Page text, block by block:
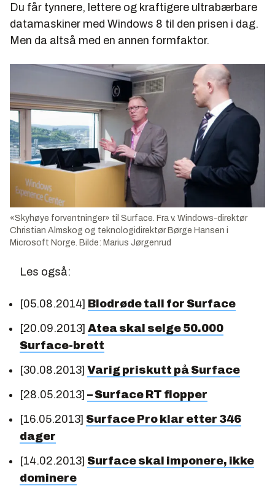
Du får tynnere, lettere og kraftigere ultrabærbare
datamaskiner med Windows 8 til den prisen i dag.
Men da altså med en annen formfaktor.
«Skyhøye forventninger» til Surface. Fra v. Windows-direktør
Christian Almskog og teknologidirektør Børge Hansen i
Microsoft Norge. Bilde: Marius Jørgenrud
Les også:
[05.08.2014] Blodrøde tall for Surface
[20.09.2013] Atea skal selge 50.000
Surface-brett
[30.08.2013] Varig priskutt på Surface
[28.05.2013] – Surface RT flopper
[16.05.2013] Surface Pro klar etter 346
dager
[14.02.2013] Surface skal imponere, ikke
dominere